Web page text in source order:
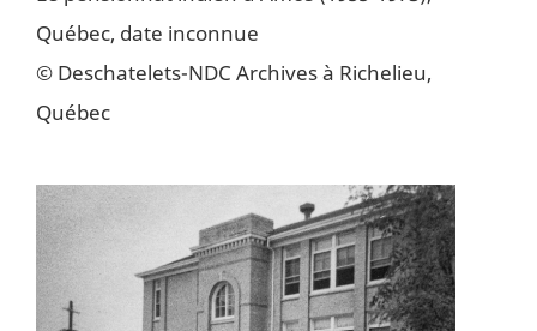
Québec, date inconnue
© Deschatelets-NDC Archives à Richelieu,
Québec